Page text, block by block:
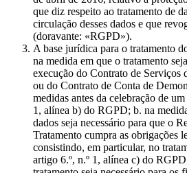
que diz respeito ao tratamento de
circulação desses dados e que
(doravante: «RGPD»).
A base jurídica para o tratamento
na medida em que o tratamento
execução do Contrato de Serviços
ou do Contrato de Conta de
medidas antes da celebração de
1, alínea b) do RGPD; b. na
dados seja necessário para que o
Tratamento cumpra as obrigações
consistindo, em particular, no
artigo 6.º, n.º 1, alínea c) do